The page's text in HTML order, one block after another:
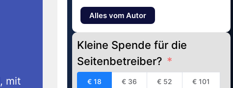
, mit
Alles vom Autor
Kleine Spende für die
Seitenbetreiber?
€ 18 € 36 € 52 € 101